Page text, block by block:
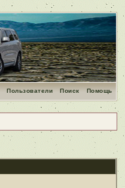
Помощь
Поиск
Пользователи